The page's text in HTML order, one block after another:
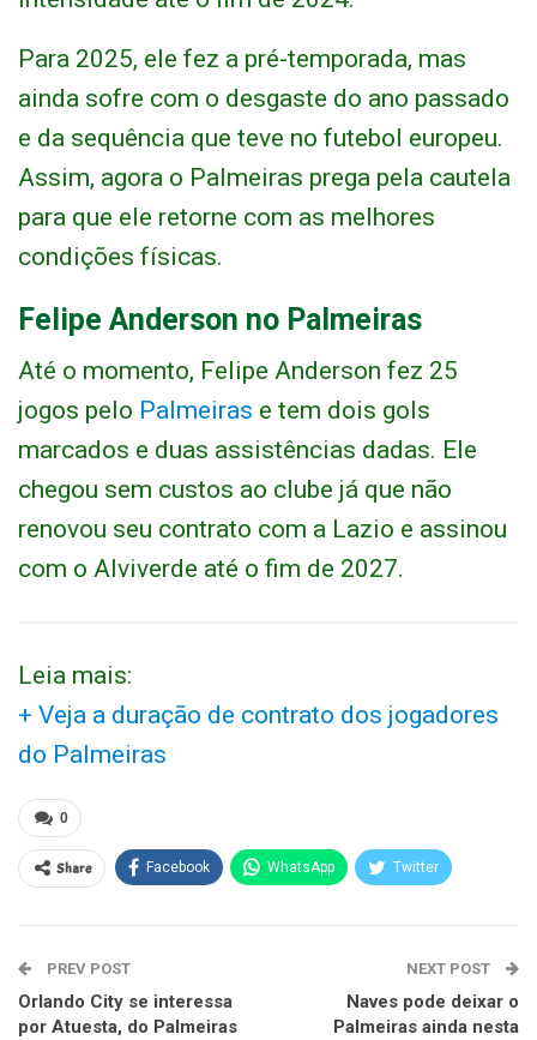
Para 2025, ele fez a pré-temporada, mas
ainda sofre com o desgaste do ano passado
e da sequência que teve no futebol europeu.
Assim, agora o Palmeiras prega pela cautela
para que ele retorne com as melhores
condições físicas.
Felipe Anderson no Palmeiras
Até o momento, Felipe Anderson fez 25
jogos pelo Palmeiras e tem dois gols
marcados e duas assistências dadas. Ele
chegou sem custos ao clube já que não
renovou seu contrato com a Lazio e assinou
com o Alviverde até o fim de 2027.
Leia mais:
+ Veja a duração de contrato dos jogadores
do Palmeiras
0
Share Facebook WhatsApp Twitter
PREV POST
Orlando City se interessa
por Atuesta, do Palmeiras
NEXT POST
Naves pode deixar o
Palmeiras ainda nesta